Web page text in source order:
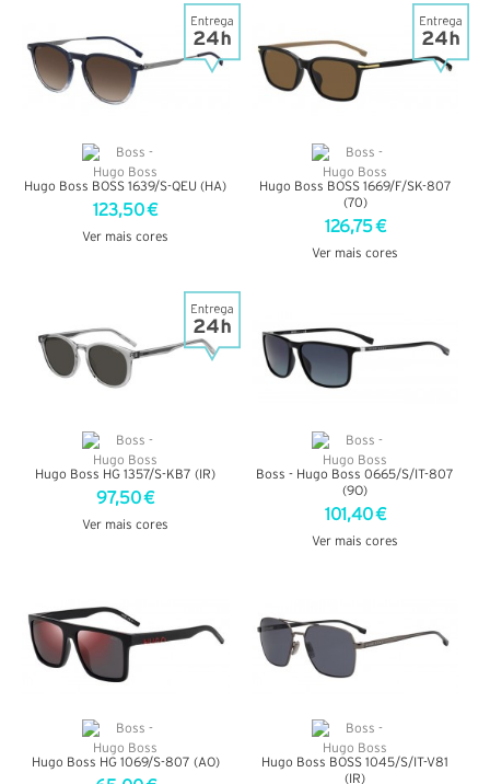
Hugo Boss BOSS 1639/S-QEU (HA)
123,50 €
Ver mais cores
Hugo Boss BOSS 1669/F/SK-807
(70)
126,75 €
Ver mais cores
Hugo Boss HG 1357/S-KB7 (IR)
97,50 €
Ver mais cores
Boss - Hugo Boss 0665/S/IT-807
(9O)
101,40 €
Ver mais cores
Hugo Boss HG 1069/S-807 (AO)
Hugo Boss BOSS 1045/S/IT-V81
(IR)